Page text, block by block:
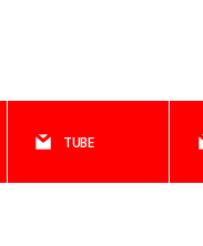
TUBE